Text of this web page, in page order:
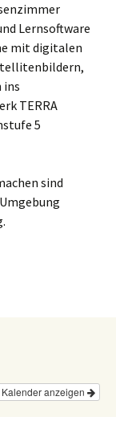
Lernsoftware
mit digitalen
ins
TERRA
5
sind
Kalender anzeigen